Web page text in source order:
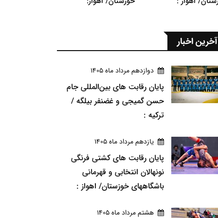
آخرین اخبار
دوازدهم مرداد ماه 1405
پایان رقابت های بین‌المللی جام
حسن گمیجی و غضنفر بیلگه /
ترکیه :
يازدهم مرداد ماه 1405
پایان رقابت های کشتی فرنگی
نونهالان انتخابی و قهرمانی
باشگاههای خوزستان/ اهواز :
هشتم مرداد ماه 1405